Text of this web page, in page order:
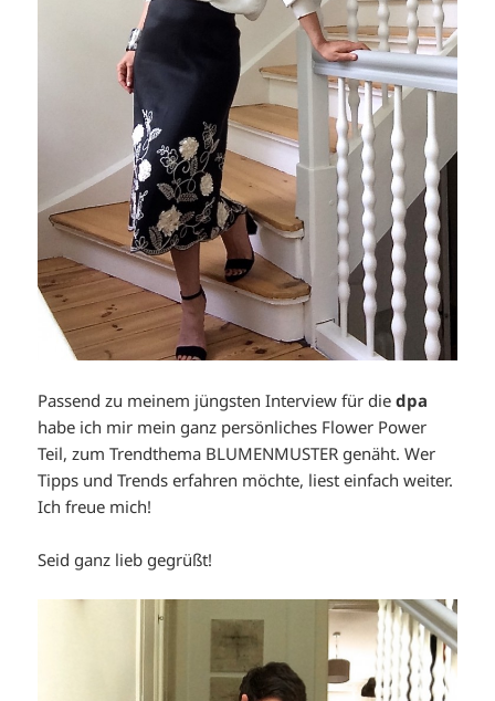
Passend zu meinem jüngsten Interview für diedpa
habe ich mir mein ganz persönliches Flower Power
Teil, zum Trendthema BLUMENMUSTER genäht. Wer
Tipps und Trends erfahren möchte, liest einfach weiter.
Ich freue mich!
Seid ganz lieb gegrüßt!